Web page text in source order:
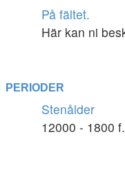
På fältet.
Här kan ni
PERIODER
Stenålder
12000 - 1800